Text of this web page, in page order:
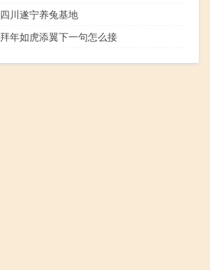
四川遂宁养兔基地
拜年如虎添翼下一句怎么接